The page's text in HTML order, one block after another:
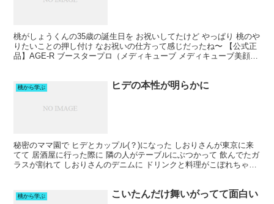
桃がしょうくんの35歳の誕生日を お祝いしてたけど やっぱり 桃のや
りたいことの押し付け なお祝いの仕方って感じだったね〜 【公式正
品】AGE-R ブースタープロ（メディキューブ メディキューブ美顔器
桃から学ぶ ヒデの本性が明らかに
秘密のママ園で ヒデとカップル(？)になった しおりさんが東京に来
てて 居酒屋に行った際に 隣の人がテーブルにぶつかって 飲んでたガ
ラスが割れて しおりさんのデニムに ドリンクと料理がこぼれちゃっ
桃から学ぶ こいたんだけ舞いがってて面白い